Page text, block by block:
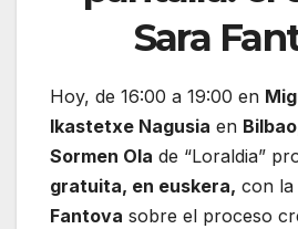
Sara
Hoy, de 16:00 a 19:00 en
Ikastetxe Nagusia en Bilbao
Sormen Ola de “Loraldia”
gratuita, en euskera, con la
Fantova sobre el proceso